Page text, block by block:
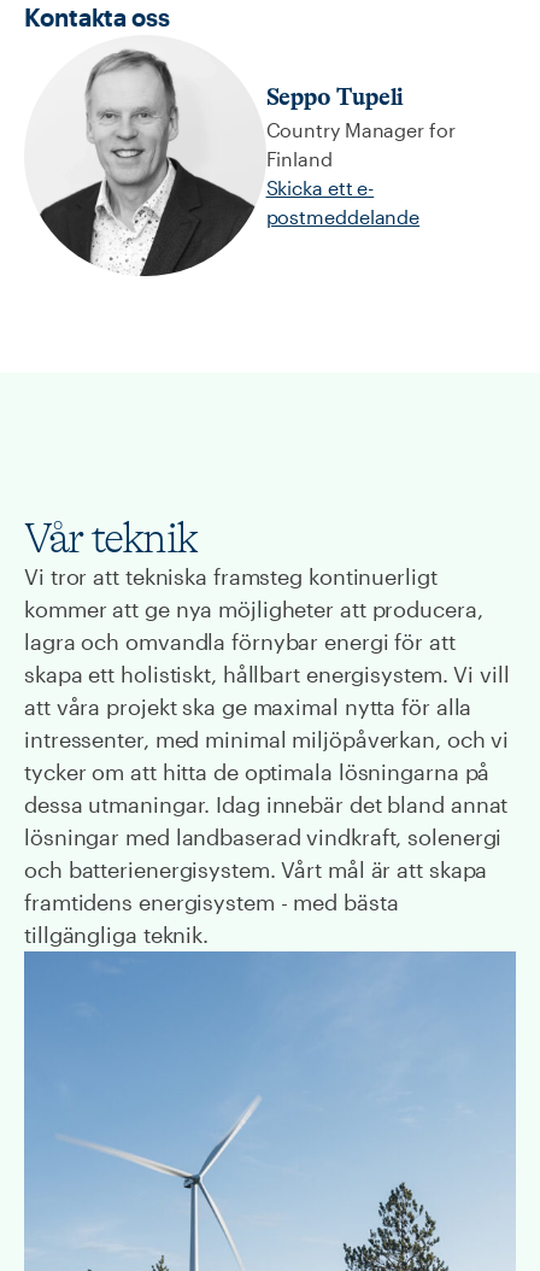
Kontakta oss
Seppo Tupeli
Country Manager for
Finland
Skicka ett e-
postmeddelande
Vår teknik
Vi tror att tekniska framsteg kontinuerligt
kommer att ge nya möjligheter att producera,
lagra och omvandla förnybar energi för att
skapa ett holistiskt, hållbart energisystem. Vi vill
att våra projekt ska ge maximal nytta för alla
intressenter, med minimal miljöpåverkan, och vi
tycker om att hitta de optimala lösningarna på
dessa utmaningar. Idag innebär det bland annat
lösningar med landbaserad vindkraft, solenergi
och batterienergisystem. Vårt mål är att skapa
framtidens energisystem - med bästa
tillgängliga teknik.